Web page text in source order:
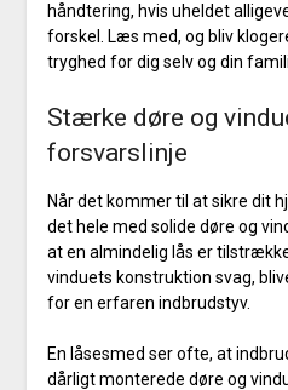
håndtering, hvis uheldet
forskel. Læs med, og bliv
tryghed for dig selv og din
Stærke døre og
forsvarslinje
Når det kommer til at sikre dit
det hele med solide døre og
at en almindelig lås er
vinduets konstruktion svag,
for en erfaren indbrudstyv.
En låsesmed ser ofte, at
dårligt monterede døre og